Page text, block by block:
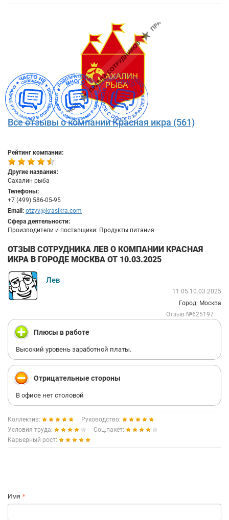
Все отзывы о компании Красная икра (561)
Рейтинг компании:
Другие названия:
Сахалин рыба
Телефоны:
+7 (499) 586-05-95
Email: otzyv@krasikra.com
Сфера деятельности:
Производители и поставщики: Продукты питания
ОТЗЫВ СОТРУДНИКА ЛЕВ О КОМПАНИИ КРАСНАЯ
ИКРА В ГОРОДЕ МОСКВА ОТ 10.03.2025
Лев
11:05 10.03.2025
Город: Москва
Отзыв №625197
Плюсы в работе
Высокий уровень заработной платы.
Отрицательные стороны
В офисе нет столовой
Коллектив:
Руководство:
Условия труда:
Соц.пакет:
Карьерный рост:
Имя